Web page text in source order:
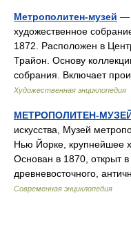
Метрополитен-музей —
художественное
1872. Расположен в
Трайон. Основу
собрания. Включает
Художественная энциклопедия
МЕТРОПОЛИТЕН-
искусства, Музей
Нью Йорке, крупнейшее
Основан в 1870, открыт
древневосточного,
Современная энциклопедия